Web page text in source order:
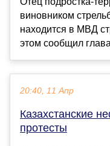
виновником
находится в МВД
этом сообщил
20:40, 11 Апр
Казахстанские
протесты